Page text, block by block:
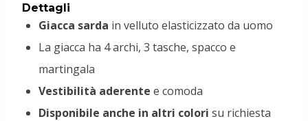
originale
era:
270,00€.
attuale
240,00€.
Dettagli
Giacca sarda in velluto elasticizzato da uomo
La giacca ha 4 archi, 3 tasche, spacco e
martingala
Vestibilità aderente e comoda
Disponibile anche in altri colori su richiesta